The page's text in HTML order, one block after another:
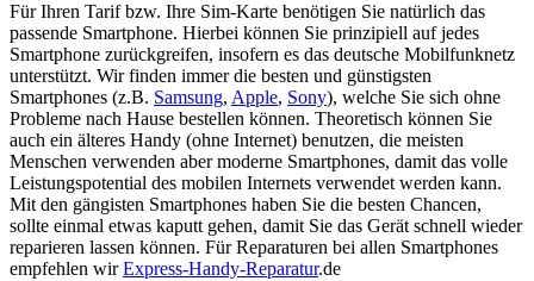
Für Ihren Tarif bzw. Ihre Sim-Karte benötigen Sie natürlich das
passende Smartphone. Hierbei können Sie prinzipiell auf jedes
Smartphone zurückgreifen, insofern es das deutsche Mobilfunknetz
unterstützt. Wir finden immer die besten und günstigsten
Smartphones (z.B. Samsung, Apple, Sony), welche Sie sich ohne
Probleme nach Hause bestellen können. Theoretisch können Sie
auch ein älteres Handy (ohne Internet) benutzen, die meisten
Menschen verwenden aber moderne Smartphones, damit das volle
Leistungspotential des mobilen Internets verwendet werden kann.
Mit den gängisten Smartphones haben Sie die besten Chancen,
sollte einmal etwas kaputt gehen, damit Sie das Gerät schnell wieder
reparieren lassen können. Für Reparaturen bei allen Smartphones
empfehlen wirExpress-Handy-Reparatur.de